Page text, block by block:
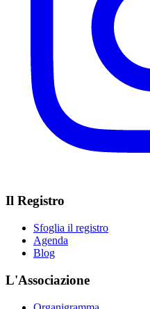
Il Registro
Sfoglia il registro
Agenda
Blog
L'Associazione